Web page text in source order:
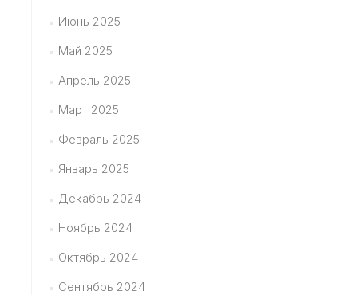
Июнь 2025
Май 2025
Апрель 2025
Март 2025
Февраль 2025
Январь 2025
Декабрь 2024
Ноябрь 2024
Октябрь 2024
Сентябрь 2024